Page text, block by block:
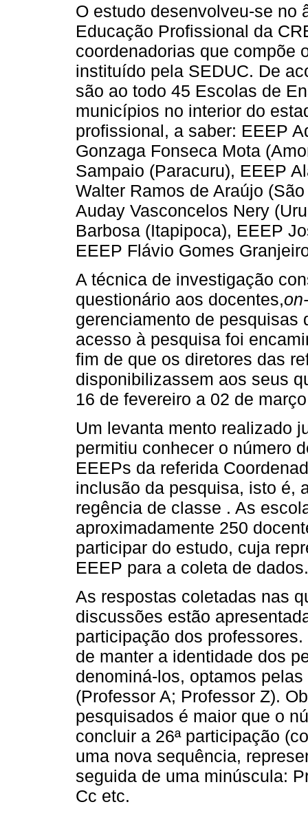
O estudo desenvolveu-se no
Educação Profissional da
coordenadorias que compõe
instituído pela SEDUC. De
são ao todo 45 Escolas de
municípios no interior do
profissional, a saber: EEEP
Gonzaga Fonseca Mota
Sampaio (Paracuru), EEEP
Walter Ramos de Araújo
Auday Vasconcelos Nery
Barbosa (Itapipoca), EEEP
EEEP Flávio Gomes
A técnica de investigação
questionário aos docentes,
gerenciamento de pesquisas
acesso à pesquisa foi
fim de que os diretores das
disponibilizassem aos seus
16 de fevereiro a 02 de
Um levanta mento realizado
permitiu conhecer o número
EEEPs da referida
inclusão da pesquisa, isto é,
regência de classe . As
aproximadamente 250
participar do estudo, cuja
EEEP para a coleta de dados.
As respostas coletadas nas
discussões estão
participação dos
de manter a identidade dos
denominá-los, optamos
(Professor A; Professor Z).
pesquisados é maior que o
concluir a 26ª participação
uma nova sequência,
seguida de uma minúscula:
Cc etc.